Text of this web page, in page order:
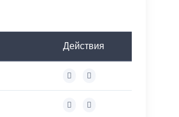
Действия